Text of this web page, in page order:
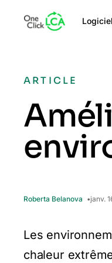
Logiciel
ARTICLE
Roberta Belanova janv.
Les
chaleur